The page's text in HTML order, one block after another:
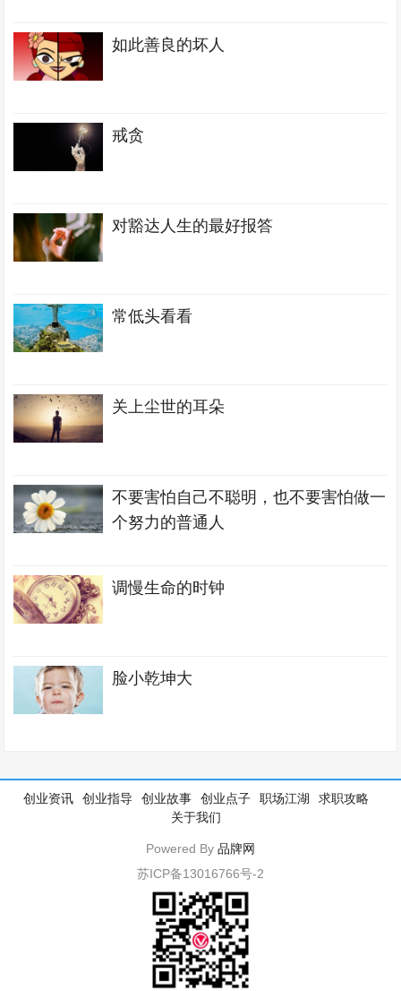
如此善良的坏人
戒贪
对豁达人生的最好报答
常低头看看
关上尘世的耳朵
不要害怕自己不聪明，也不要害怕做一
个努力的普通人
调慢生命的时钟
脸小乾坤大
创业资讯 创业指导 创业故事 创业点子 职场江湖
求职攻略
关于我们
Powered By 品牌网
苏ICP备13016766号-2